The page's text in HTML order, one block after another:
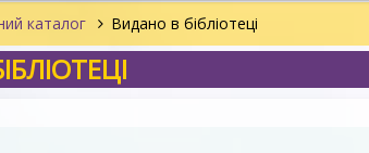
каталог Видано в бібліотеці